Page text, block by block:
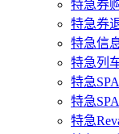
特急券
特急券
特急信
特急列
特急
特急
特急